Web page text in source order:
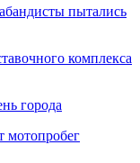
пытались
комплекса
города
мотопробег